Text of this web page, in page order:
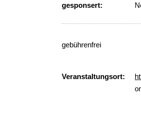
gesponsert:
gebührenfrei
Veranstaltungsort: